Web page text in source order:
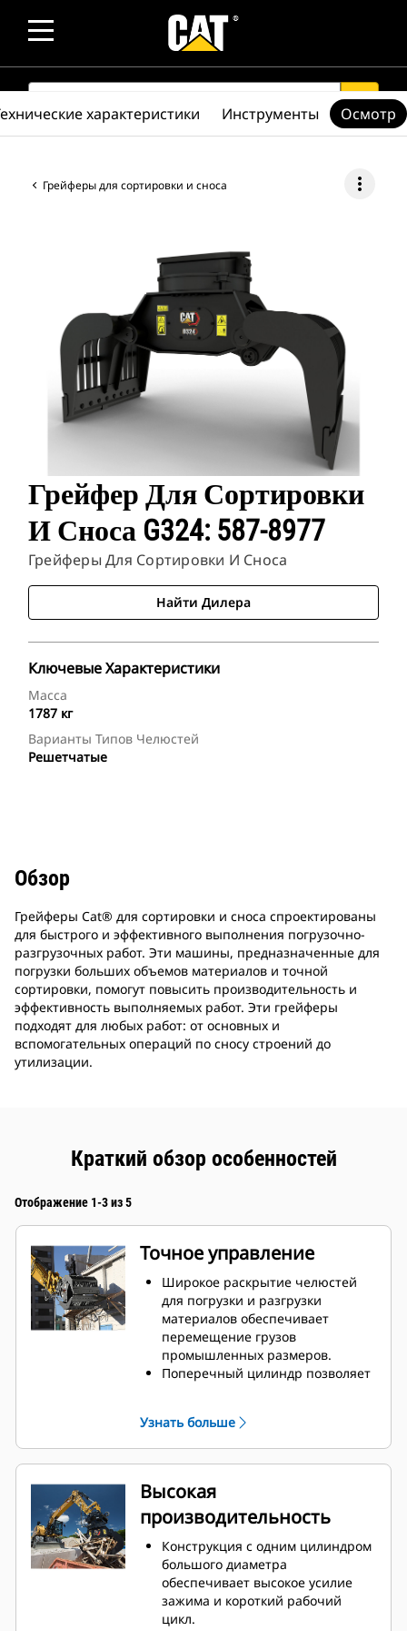
SEARCH search
Грейферы для сортировки и сноса more_vert
Грейфер Для Сортировки
И Сноса G324: 587-8977
Грейферы Для Сортировки И Сноса
Найти Дилера
Ключевые Характеристики
Масса
1787 кг
Варианты Типов Челюстей
Решетчатые
характеристики Инструменты Осмотр
Обзор
Грейферы Cat® для сортировки и сноса спроектированы
для быстрого и эффективного выполнения погрузочно-
разгрузочных работ. Эти машины, предназначенные для
погрузки больших объемов материалов и точной
сортировки, помогут повысить производительность и
эффективность выполняемых работ. Эти грейферы
подходят для любых работ: от основных и
вспомогательных операций по сносу строений до
утилизации.
Краткий обзор особенностей
Отображение 1-3 из 5
Точное управление
Широкое раскрытие челюстей
для погрузки и разгрузки
материалов обеспечивает
перемещение грузов
промышленных размеров.
Поперечный цилиндр позволяет
общую нагрузку при каждом
перемещении.
Ограничители смыкания для
предотвращения перекрытия
челюстей позволяют
подбирать, сортировать и
размещать материалы
небольших размеров.
Грязь и другие мелкие
Узнать больше
Высокая
производительность
Конструкция с одним цилиндром
большого диаметра
обеспечивает высокое усилие
зажима и короткий рабочий
цикл.